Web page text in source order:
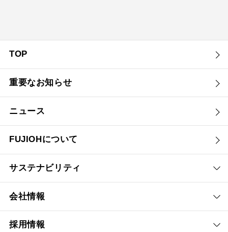
TOP
重要なお知らせ
ニュース
FUJIOHについて
サステナビリティ
会社情報
採用情報